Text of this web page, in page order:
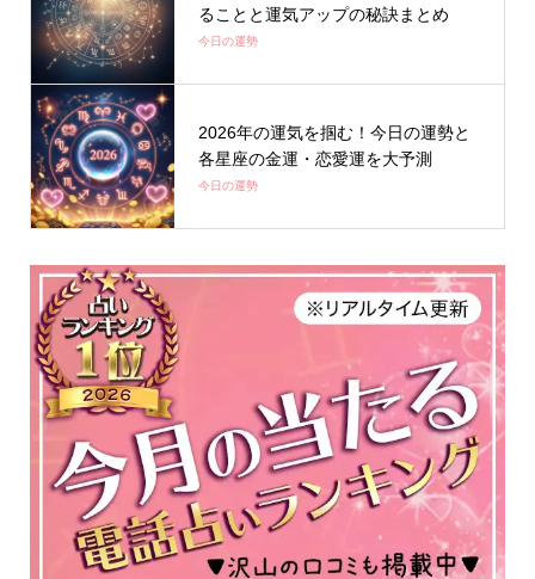
ることと運気アップの秘訣まとめ
今日の運勢
2026年の運気を掴む！今日の運勢と
各星座の金運・恋愛運を大予測
今日の運勢